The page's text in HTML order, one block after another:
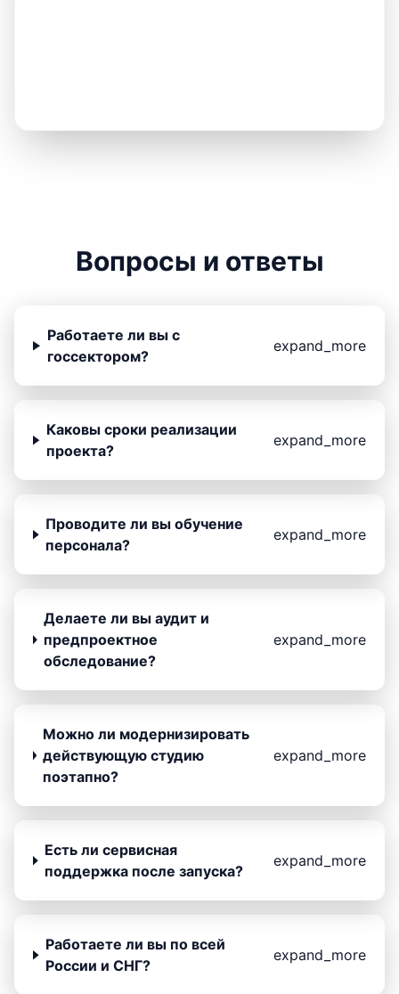
Вопросы и ответы
Работаете ли вы с
госсектором?
expand_more
Каковы сроки реализации
проекта?
expand_more
Проводите ли вы обучение
персонала?
expand_more
Делаете ли вы аудит и
предпроектное
обследование?
expand_more
Можно ли модернизировать
действующую студию
поэтапно?
expand_more
Есть ли сервисная
поддержка после запуска?
expand_more
Работаете ли вы по всей
России и СНГ?
expand_more